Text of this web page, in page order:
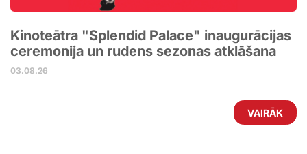
Kinoteātra "Splendid Palace" inaugurācijas
ceremonija un rudens sezonas atklāšana
03.08.26
VAIRĀK